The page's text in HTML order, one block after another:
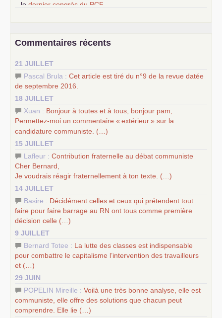
le dernier congrès du PCF
science sociale de notre temps
d’Europe
–lescinq chantiers pour contribuer au débat sur le projet
communiste
Commentaires récents
21 JUILLET
Pascal Brula : Cet article est tiré du n°9 de la revue datée
de septembre 2016.
18 JUILLET
Xuan : Bonjour à toutes et à tous, bonjour pam,
Permettez-moi un commentaire « extérieur» sur la
candidature communiste. (…)
15 JUILLET
Lafleur : Contribution fraternelle au débat communiste
Cher Bernard,
Je voudrais réagir fraternellement à ton texte. (…)
14 JUILLET
Basire : Décidément celles et ceux qui prétendent tout
faire pour faire barrage au RN ont tous comme première
décision celle (…)
9 JUILLET
Bernard Totee : La lutte des classes est indispensable
pour combattre le capitalisme l’intervention des travailleurs
et (…)
29 JUIN
POPELIN Mireille : Voilà une très bonne analyse, elle est
communiste, elle offre des solutions que chacun peut
comprendre. Elle lie (…)